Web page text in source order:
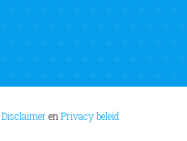
DisclaimerenPrivacy beleid